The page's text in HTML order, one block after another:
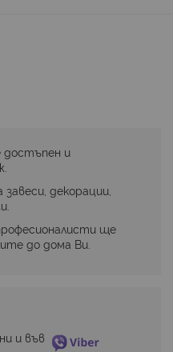
достъпен и
декорации,
ще
до дома Ви.
и във